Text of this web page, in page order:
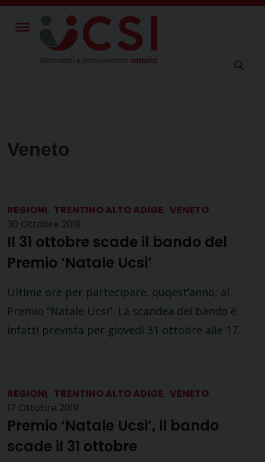
Skip
content
Veneto
REGIONI, TRENTINO ALTO ADIGE, VENETO
30 Ottobre 2019
Il 31 ottobre scade il bando del
Premio ‘Natale Ucsi’
Ultime ore per partecipare, quqest’anno, al
Premio “Natale Ucsi”. La scandea del bando è
infatti prevista per giovedì 31 ottobre alle 17.
REGIONI, TRENTINO ALTO ADIGE, VENETO
17 Ottobre 2019
Premio ‘Natale Ucsi’, il bando
scade il 31 ottobre